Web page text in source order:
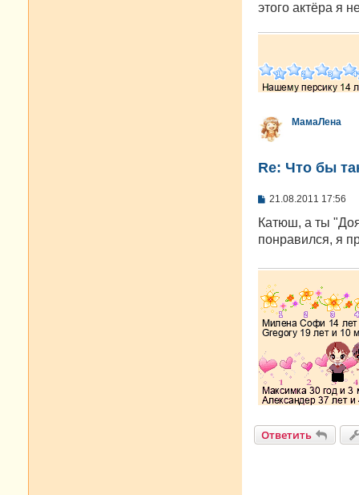
этого актёра я
МамаЛена
Re: Что бы
С
о
щ
н
е
21.08.2011 17:56
Катюш, а ты
понравился, я
Ответить